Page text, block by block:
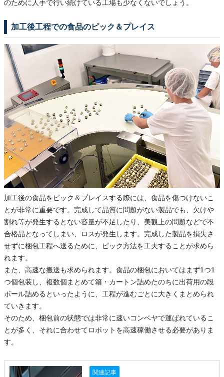
のために人手で行い続けている工場も少なくないでしょう。
加工後工程での食品のピック＆プレイス
加工後の食品をピック＆プレイスする際には、食品を傷つけないこ
とが非常に重要です。完成して品質に問題がない製品でも、欠けや
割れ等が発生するとない容量が不足したり、美観上の問題などで不
合格品となってしまい、ロスが発生します。完成した製品を損失さ
せずに梱包工程へ送るために、ピック方法を工夫することが求めら
れます。
また、高速な搬送も求められます。食品の梱包においてはまず1つ1
つ個包装し、複数個まとめて箱・カートン詰めたのちに出荷用の段
ボール詰めるといったように、工程が進むごとに大きくまとめられ
ていきます。
そのため、梱包前の状態では非常に速いコンベヤで運ばれているこ
とが多く、それに合わせてロボットを高速稼働させる必要がありま
す。
関連記事